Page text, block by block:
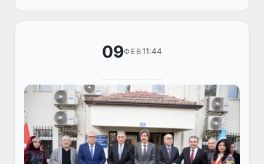
(ПП № 62 от 07.02.2024 года).
09ФЕВ11:44